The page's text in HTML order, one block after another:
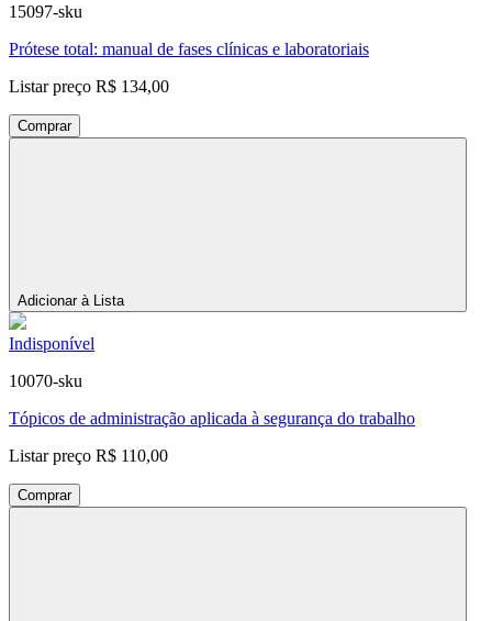
15097-sku
Prótese total: manual de fases clínicas e laboratoriais
Listar preço R$ 134,00
Comprar
Adicionar à Lista
Indisponível
10070-sku
Tópicos de administração aplicada à segurança do trabalho
Listar preço R$ 110,00
Comprar